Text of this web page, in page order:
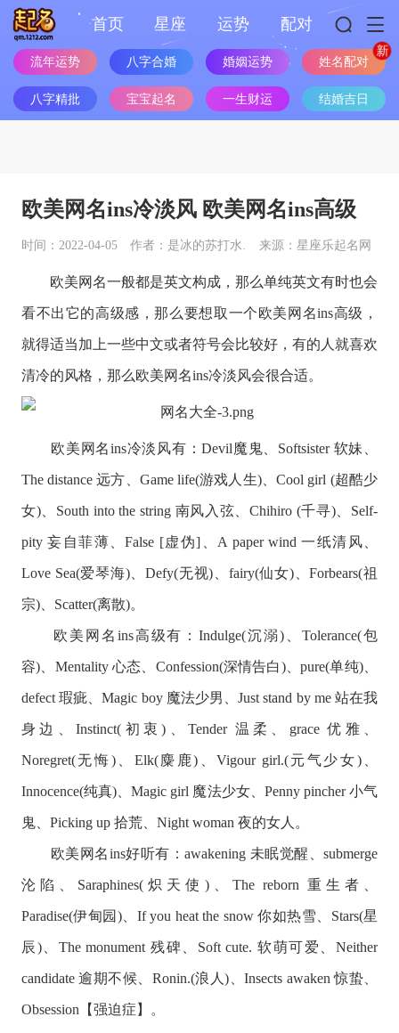
首页 星座 运势 配对
流年运势 八字合婚 婚姻运势 姓名配对
八字精批 宝宝起名 一生财运 结婚吉日
欧美网名ins冷淡风 欧美网名ins高级
时间：2022-04-05 作者：是冰的苏打水. 来源：星座乐起名网
欧美网名一般都是英文构成，那么单纯英文有时也会
看不出它的高级感，那么要想取一个欧美网名ins高级，
就得适当加上一些中文或者符号会比较好，有的人就喜欢
清冷的风格，那么欧美网名ins冷淡风会很合适。
欧美网名ins冷淡风有：Devil魔鬼、Softsister 软妹、
The distance 远方、Game life(游戏人生)、Cool girl (超酷少
女)、South into the string 南风入弦、Chihiro (千寻)、Self-
pity 妄自菲薄、False [虚伪]、A paper wind 一纸清风、
Love Sea(爱琴海)、Defy(无视)、fairy(仙女)、Forbears(祖
宗)、Scatter(离散)。
欧美网名ins高级有：Indulge(沉溺)、Tolerance(包
容)、Mentality 心态、Confession(深情告白)、pure(单纯)、
defect 瑕疵、Magic boy 魔法少男、Just stand by me 站在我
身边、Instinct(初衷)、Tender 温柔、grace 优雅、
Noregret(无悔)、Elk(麋鹿)、Vigour girl.(元气少女)、
Innocence(纯真)、Magic girl 魔法少女、Penny pincher 小气
鬼、Picking up 拾荒、Night woman 夜的女人。
欧美网名ins好听有：awakening 未眠觉醒、submerge
沦陷、Saraphines(炽天使)、The reborn 重生者、
Paradise(伊甸园)、If you heat the snow 你如热雪、Stars(星
辰)、The monument 残碑、Soft cute. 软萌可爱、Neither
candidate 逾期不候、Ronin.(浪人)、Insects awaken 惊蛰、
Obsession【强迫症】。